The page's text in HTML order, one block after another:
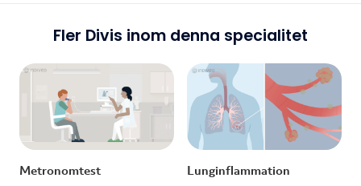
Fler Divis inom denna specialitet
Metronomtest Lunginflammation